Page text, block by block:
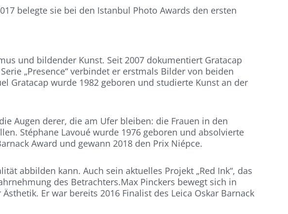
belegte sie bei den Istanbul Photo Awards den ersten
und bildender Kunst. Seit 2007 dokumentiert Gratacap
„Presence“ verbindet er erstmals Bilder von beiden
Gratacap wurde 1982 geboren und studierte Kunst an der
Augen derer, die am Ufer bleiben: die Frauen in den
Stéphane Lavoué wurde 1976 geboren und absolvierte
Award und gewann 2018 den Prix Niépce.
abbilden kann. Auch sein aktuelles Projekt „Red Ink“, das
des Betrachters.Max Pinckers bewegt sich in
Er war bereits 2016 Finalist des Leica Oskar Barnack